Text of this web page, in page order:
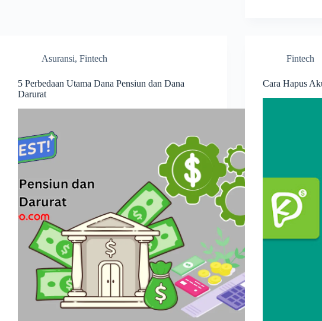
Asuransi, Fintech
5 Perbedaan Utama Dana Pensiun dan Dana
Darurat
Fintech
Cara Hapus